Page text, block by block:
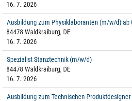
16. 7. 2026
Ausbildung zum Physiklaboranten (m/w/d) ab
84478 Waldkraiburg, DE
16. 7. 2026
Spezialist Stanztechnik (m/w/d)
84478 Waldkraiburg, DE
16. 7. 2026
Ausbildung zum Technischen